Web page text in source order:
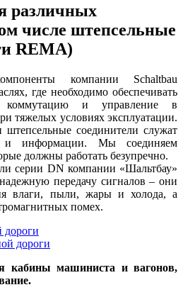
различных
числе штепcельные
REMA)
компании Schaltbau
где необходимо обеспечивать
коммутацию и управление в
тяжелых условиях эксплуатации.
соединители служат
и информации. Мы соединяем
должны работать безупречно.
серии DN компании «Шальтбау»
передачу сигналов – они
влаги, пыли, жары и холода, а
помех.
дороги
кабины машиниста и вагонов,